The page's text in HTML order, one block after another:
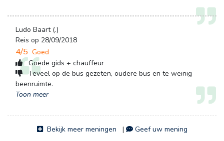
Ludo Baart (.)
Reis op 28/09/2018
4/5 Goed
Goede gids + chauffeur
Teveel op de bus gezeten, oudere bus en te weinig
beenruimte.
Toon meer
Bekijk meer meningen | Geef uw mening